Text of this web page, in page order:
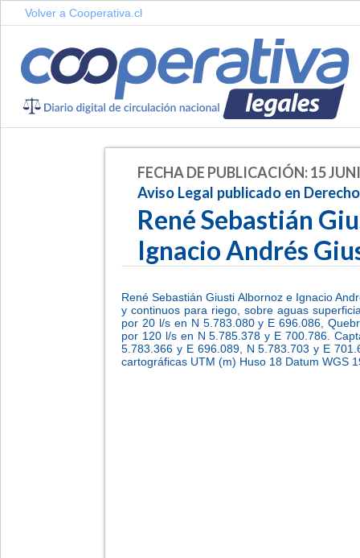
Volver a Cooperativa.cl
FECHA DE PUBLICACIÓN: 15
Aviso Legal publicado en
René Sebastián
Ignacio Andrés
René Sebastián Giusti Albornoz e Ignacio
y continuos para riego, sobre aguas
por 20 l/s en N 5.783.080 y E 696.086,
por 120 l/s en N 5.785.378 y E 700.786.
5.783.366 y E 696.089, N 5.783.703 y E
cartográficas UTM (m) Huso 18 Datum WGS